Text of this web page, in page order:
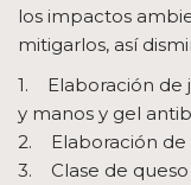
los impactos
mitigarlos, así
1. Elaboración de
y manos y gel
2. Elaboración de
3. Clase de